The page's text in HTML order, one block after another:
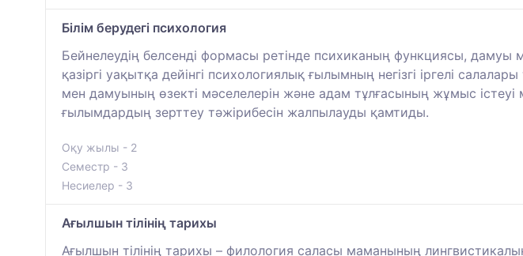
Білім берудегі психология
Бейнелеудің белсенді формасы ретінде психиканың функциясы, дамуы
қазіргі уақытқа дейінгі психологиялық ғылымның негізгі іргелі
мен дамуының өзекті мәселелерін және адам тұлғасының жұмыс
ғылымдардың зерттеу тәжірибесін жалпылауды қамтиды.
Оқу жылы - 2
Семестр - 3
Несиелер - 3
Ағылшын тілінің тарихы
Ағылшын тілінің тарихы – филология саласы маманының